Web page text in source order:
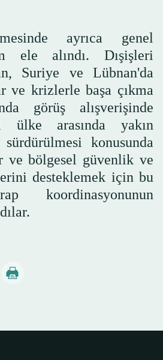
ayrıca genel
ele alındı. Dışişleri
Suriye ve Lübnan'da
ve krizlerle başa çıkma
görüş alışverişinde
ülke arasında yakın
konusunda
ve bölgesel güvenlik ve
desteklemek için bu
koordinasyonunun